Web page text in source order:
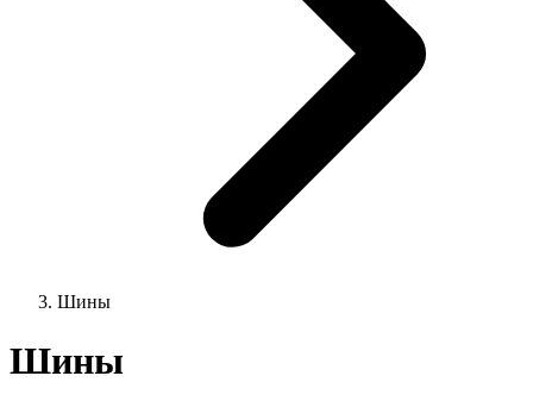
Шины
Шины